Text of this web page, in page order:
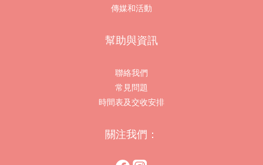
傳媒和活動
幫助與資訊
聯絡我們
常見問題
時間表及交收安排
關注我們：